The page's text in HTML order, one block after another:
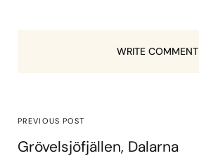
WRITE COMMENT
PREVIOUS POST
Grövelsjöfjällen, Dalarna